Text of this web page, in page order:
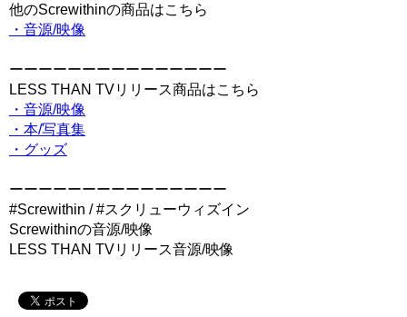
他のScrewithinの商品はこちら
・音源/映像
ーーーーーーーーーーーーーーー
LESS THAN TVリリース商品はこちら
・音源/映像
・本/写真集
・グッズ
ーーーーーーーーーーーーーーー
#Screwithin / #スクリューウィズイン
Screwithinの音源/映像
LESS THAN TVリリース音源/映像